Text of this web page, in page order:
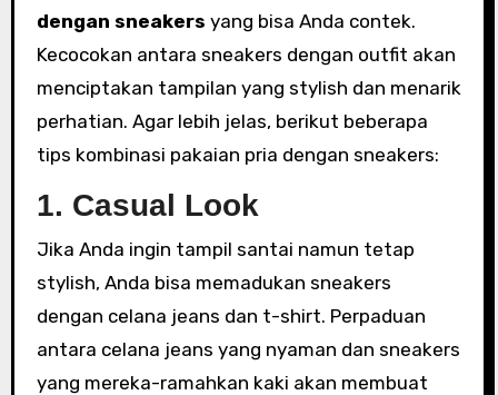
dengan sneakers yang bisa Anda contek.
Kecocokan antara sneakers dengan outfit akan
menciptakan tampilan yang stylish dan menarik
perhatian. Agar lebih jelas, berikut beberapa
tips kombinasi pakaian pria dengan sneakers:
1. Casual Look
Jika Anda ingin tampil santai namun tetap
stylish, Anda bisa memadukan sneakers
dengan celana jeans dan t-shirt. Perpaduan
antara celana jeans yang nyaman dan sneakers
yang mereka-ramahkan kaki akan membuat